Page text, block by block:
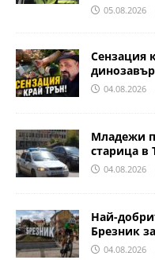
05.08.2026
Сензация
04.08.2026
Младежи
старица в
04.08.2026
Най-
Брезник
04.08.2026